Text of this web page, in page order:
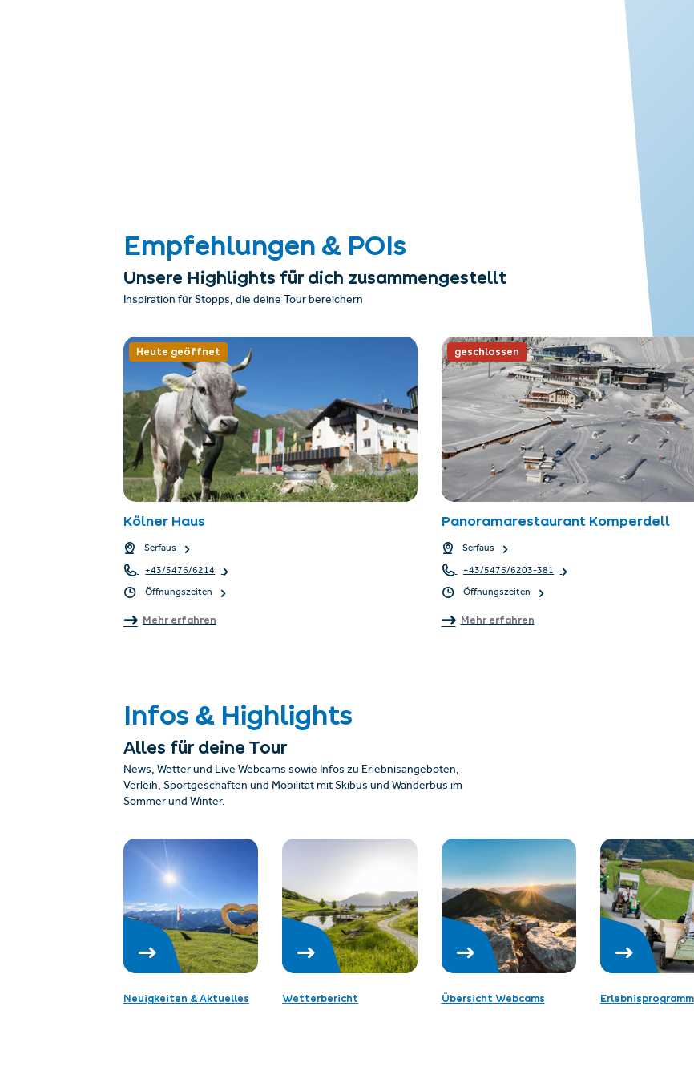
Empfehlungen & POIs
Unsere Highlights für dich zusammengestellt
Inspiration für Stopps, die deine Tour bereichern
Heute geöffnet
Kölner Haus
Serfaus
+43/5476/6214
Öffnungszeiten
Mehr erfahren
geschlossen
Panoramarestaurant Komperdell
Serfaus
+43/5476/6203-381
Öffnungszeiten
Mehr erfahren
Infos & Highlights
Alles für deine Tour
News, Wetter und Live Webcams sowie Infos zu Erlebnisangeboten,
Verleih, Sportgeschäften und Mobilität mit Skibus und Wanderbus im
Sommer und Winter.
Neuigkeiten & Aktuelles Wetterbericht Übersicht Webcams Erlebnisprogramm